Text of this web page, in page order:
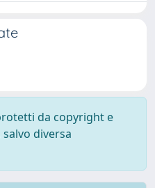
da copyright e
diversa